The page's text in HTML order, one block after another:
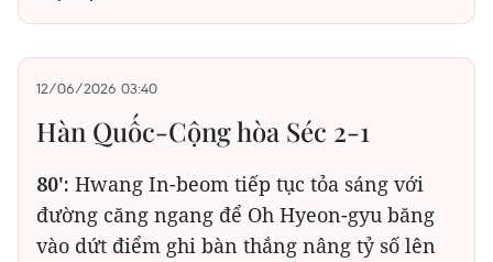
12/06/2026 03:40
Hàn Quốc-Cộng hòa Séc 2-1
80': Hwang In-beom tiếp tục tỏa sáng với
đường căng ngang để Oh Hyeon-gyu băng
vào dứt điểm ghi bàn thắng nâng tỷ số lên